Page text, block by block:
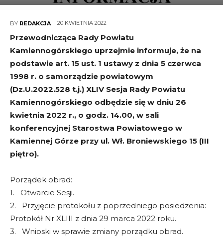
BY REDAKCJA 20 KWIETNIA 2022
Przewodnicząca Rady Powiatu
Kamiennogórskiego uprzejmie informuje, że na
podstawie art. 15 ust. 1 ustawy z dnia 5 czerwca
1998 r. o samorządzie powiatowym
(Dz.U.2022.528 t.j.) XLIV Sesja Rady Powiatu
Kamiennogórskiego odbędzie się w dniu 26
kwietnia 2022 r., o godz. 14.00, w sali
konferencyjnej Starostwa Powiatowego w
Kamiennej Górze przy ul. Wł. Broniewskiego 15 (III
piętro).
Porządek obrad:
1. Otwarcie Sesji.
2. Przyjęcie protokołu z poprzedniego posiedzenia:
Protokół Nr XLIII z dnia 29 marca 2022 roku.
3. Wnioski w sprawie zmiany porządku obrad.